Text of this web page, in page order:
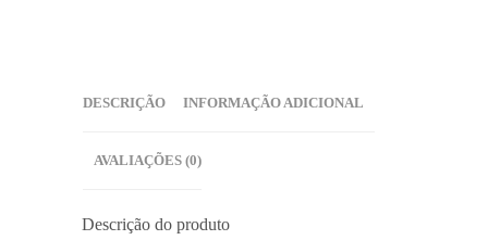
DESCRIÇÃO INFORMAÇÃO ADICIONAL
AVALIAÇÕES (0)
Descrição do produto